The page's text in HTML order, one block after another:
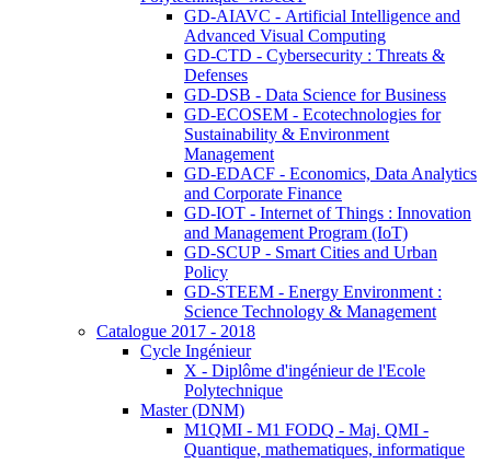
GD-AIAVC - Artificial Intelligence and
Advanced Visual Computing
GD-CTD - Cybersecurity : Threats &
Defenses
GD-DSB - Data Science for Business
GD-ECOSEM - Ecotechnologies for
Sustainability & Environment
Management
GD-EDACF - Economics, Data Analytics
and Corporate Finance
GD-IOT - Internet of Things : Innovation
and Management Program (IoT)
GD-SCUP - Smart Cities and Urban
Policy
GD-STEEM - Energy Environment :
Science Technology & Management
Catalogue 2017 - 2018
Cycle Ingénieur
X - Diplôme d'ingénieur de l'Ecole
Polytechnique
Master (DNM)
M1QMI - M1 FODQ - Maj. QMI -
Quantique, mathematiques, informatique